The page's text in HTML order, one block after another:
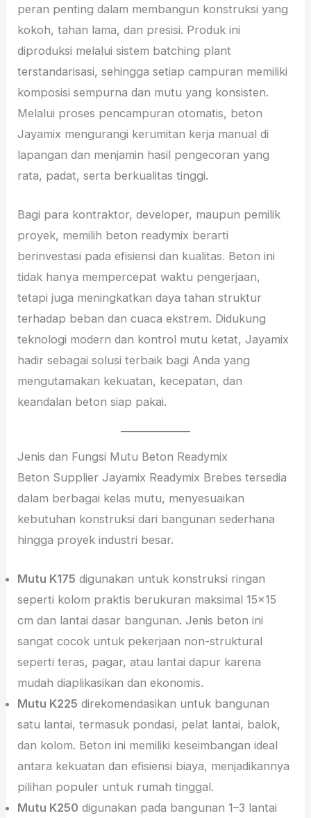
peran penting dalam membangun konstruksi yang
kokoh, tahan lama, dan presisi. Produk ini
diproduksi melalui sistem batching plant
terstandarisasi, sehingga setiap campuran memiliki
komposisi sempurna dan mutu yang konsisten.
Melalui proses pencampuran otomatis, beton
Jayamix mengurangi kerumitan kerja manual di
lapangan dan menjamin hasil pengecoran yang
rata, padat, serta berkualitas tinggi.
Bagi para kontraktor, developer, maupun pemilik
proyek, memilih beton readymix berarti
berinvestasi pada efisiensi dan kualitas. Beton ini
tidak hanya mempercepat waktu pengerjaan,
tetapi juga meningkatkan daya tahan struktur
terhadap beban dan cuaca ekstrem. Didukung
teknologi modern dan kontrol mutu ketat, Jayamix
hadir sebagai solusi terbaik bagi Anda yang
mengutamakan kekuatan, kecepatan, dan
keandalan beton siap pakai.
Jenis dan Fungsi Mutu Beton Readymix
Beton Supplier Jayamix Readymix Brebes tersedia
dalam berbagai kelas mutu, menyesuaikan
kebutuhan konstruksi dari bangunan sederhana
hingga proyek industri besar.
Mutu K175 digunakan untuk konstruksi ringan
seperti kolom praktis berukuran maksimal 15×15
cm dan lantai dasar bangunan. Jenis beton ini
sangat cocok untuk pekerjaan non-struktural
seperti teras, pagar, atau lantai dapur karena
mudah diaplikasikan dan ekonomis.
Mutu K225 direkomendasikan untuk bangunan
satu lantai, termasuk pondasi, pelat lantai, balok,
dan kolom. Beton ini memiliki keseimbangan ideal
antara kekuatan dan efisiensi biaya, menjadikannya
pilihan populer untuk rumah tinggal.
Mutu K250 digunakan pada bangunan 1–3 lantai